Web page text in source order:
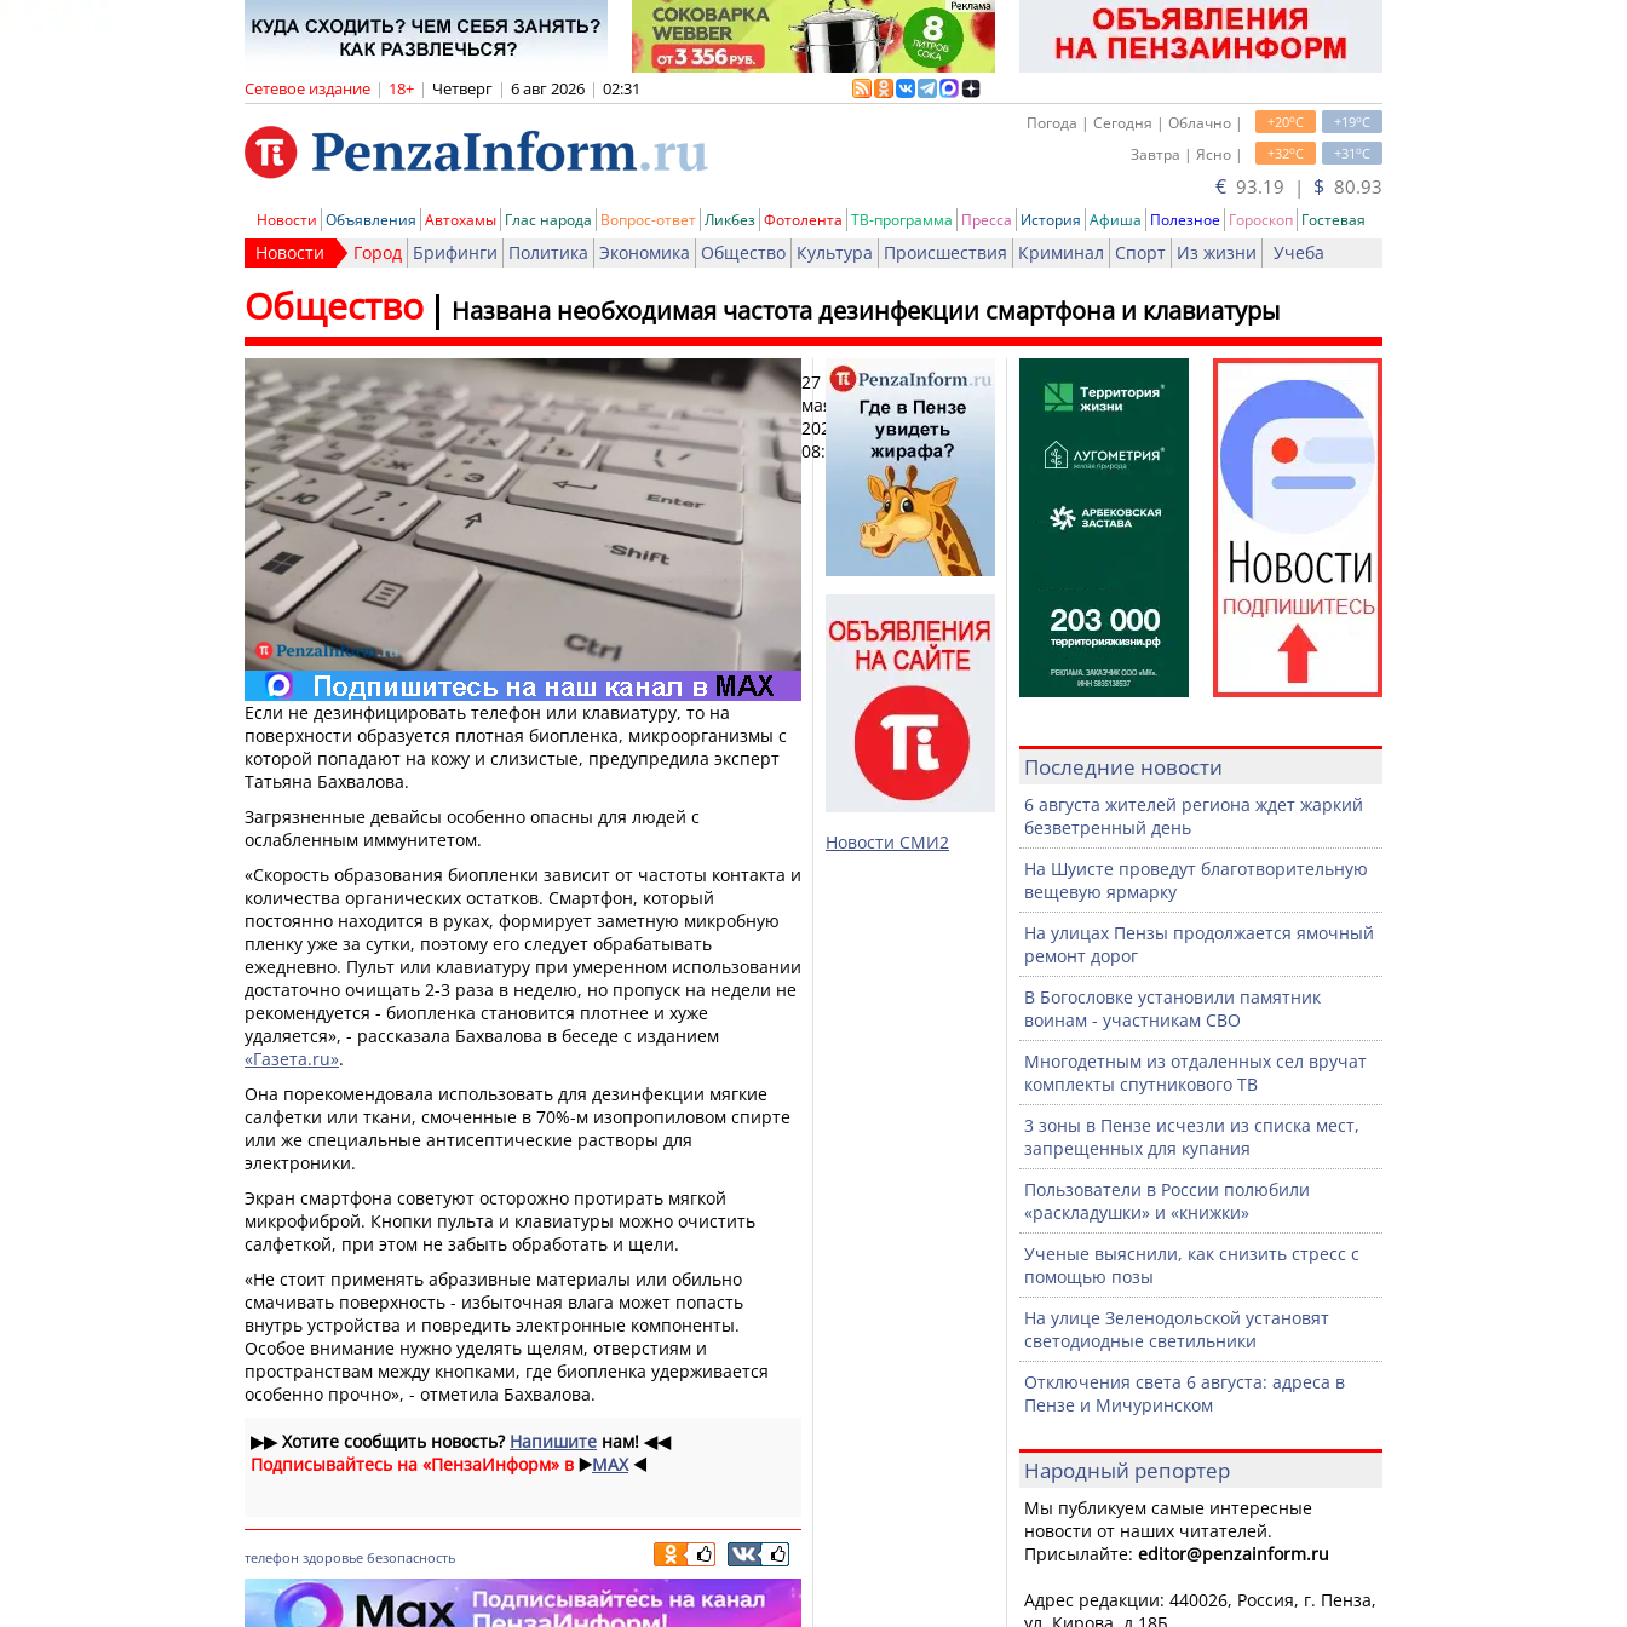
Сетевое издание | 18+ | Четверг | 6 авг 2026 | 02:31
+19oC
+20oC
Погода | Сегодня | Облачно |
+31oC
+32oC
Завтра | Ясно |
€ 93.19 | $ 80.93
Новости Объявления Автохамы Глас народа Вопрос-ответ Ликбез Фотолента ТВ-программа Пресса История Афиша Полезное Гороскоп Гостевая
Новости Город Брифинги Политика Экономика Общество Культура Происшествия Криминал Спорт Из жизни Учеба
Названа необходимая частота дезинфекции смартфона и клавиатуры
Общество
27
мая
2026,
08:49
Печать
Если не дезинфицировать телефон или клавиатуру, то на
поверхности образуется плотная биопленка, микроорганизмы с
которой попадают на кожу и слизистые, предупредила эксперт
Татьяна Бахвалова.
Загрязненные девайсы особенно опасны для людей с
ослабленным иммунитетом.
«Скорость образования биопленки зависит от частоты контакта и
количества органических остатков. Смартфон, который
постоянно находится в руках, формирует заметную микробную
пленку уже за сутки, поэтому его следует обрабатывать
ежедневно. Пульт или клавиатуру при умеренном использовании
достаточно очищать 2-3 раза в неделю, но пропуск на недели не
рекомендуется - биопленка становится плотнее и хуже
удаляется», - рассказала Бахвалова в беседе с изданием
«Газета.ru».
Она порекомендовала использовать для дезинфекции мягкие
салфетки или ткани, смоченные в 70%-м изопропиловом спирте
или же специальные антисептические растворы для
электроники.
Экран смартфона советуют осторожно протирать мягкой
микрофиброй. Кнопки пульта и клавиатуры можно очистить
салфеткой, при этом не забыть обработать и щели.
«Не стоит применять абразивные материалы или обильно
смачивать поверхность - избыточная влага может попасть
внутрь устройства и повредить электронные компоненты.
Особое внимание нужно уделять щелям, отверстиям и
пространствам между кнопками, где биопленка удерживается
особенно прочно», - отметила Бахвалова.
▶▶Хотите сообщить новость? Напишите нам! ◀◀
Подписывайтесь на «ПензаИнформ» в ▶️MAX ◀️
телефон здоровье безопасность
Новости СМИ2
Последние новости
6 августа жителей региона ждет жаркий
безветренный день
На Шуисте проведут благотворительную
вещевую ярмарку
На улицах Пензы продолжается ямочный
ремонт дорог
В Богословке установили памятник
воинам - участникам СВО
Многодетным из отдаленных сел вручат
комплекты спутникового ТВ
3 зоны в Пензе исчезли из списка мест,
запрещенных для купания
Пользователи в России полюбили
«раскладушки» и «книжки»
Ученые выяснили, как снизить стресс с
помощью позы
На улице Зеленодольской установят
светодиодные светильники
Отключения света 6 августа: адреса в
Пензе и Мичуринском
Народный репортер
Мы публикуем самые интересные
новости от наших читателей.
Присылайте: editor@penzainform.ru
Адрес редакции: 440026, Россия, г. Пенза,